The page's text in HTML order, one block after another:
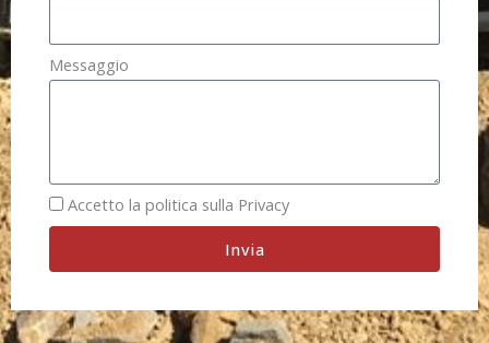
Messaggio
Accetto la politica sulla Privacy
Invia